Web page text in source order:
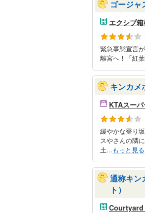
ゴージャ
エクシブ
緊急事態宣言
離宮へ！「紅
キンカメ
KTAスー
緩やかな登り
スやさんの隣
土...もっと見る
通称キン
ト）
Courtyard